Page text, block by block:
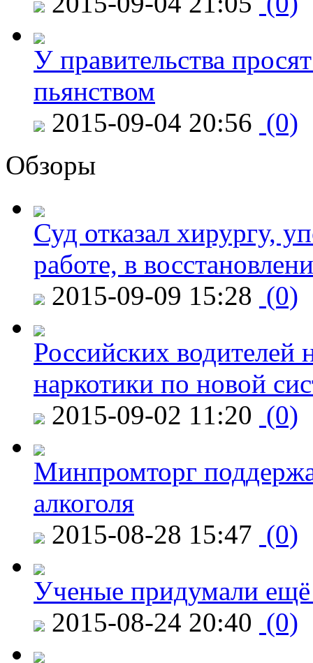
У правительства
пьянством
2015-09-04 20:56 (0)
Обзоры
Суд отказал хирургу,
работе, в
2015-09-09 15:28 (0)
Российских водителей
наркотики по новой
2015-09-02 11:20 (0)
Минпромторг
алкоголя
2015-08-28 15:47 (0)
Ученые придумали ещё
2015-08-24 20:40 (0)